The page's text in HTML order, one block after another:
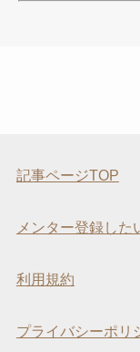
記事ページTOP
メンター登録した
利用規約
プライバシーポリ